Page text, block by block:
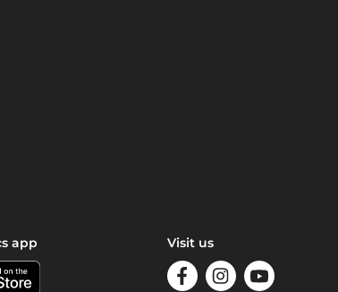
app Visit us